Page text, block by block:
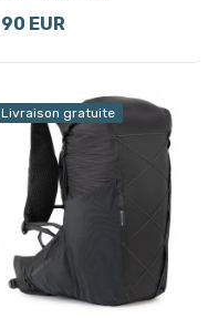
90 EUR
Livraison gratuite